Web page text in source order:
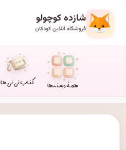
شازده کوچولو
فروشگاه آنلاین کودکان
همهٔ دسته‌ها کتاب نی نی ها